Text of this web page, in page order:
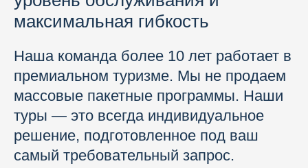
максимальная гибкость
Наша команда более 10 лет работает в
премиальном туризме. Мы не продаем
массовые пакетные программы. Наши
туры — это всегда индивидуальное
решение, подготовленное под ваш
самый требовательный запрос.